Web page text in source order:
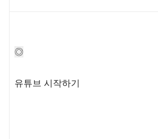
◎
유튜브 시작하기